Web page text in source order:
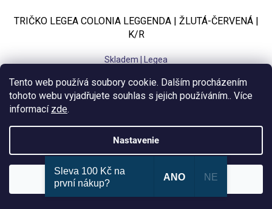
Tento web používá soubory cookie. Dalším procházením
tohoto webu vyjadřujete souhlas s jejich používáním.. Více
informací zde.
Nastavenie
TRIČKO LEGEA COLONIA LEGGENDA | ŽLUTÁ-ČERVENÁ |
K/R
Skladem | Legea
€25,09 bez DPH
€30,36
ZDARMA
Sleva 100 Kč na
první nákup?
ANO NE